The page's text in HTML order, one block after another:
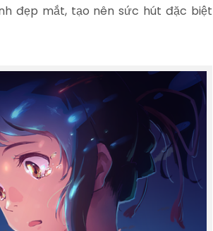
đẹp mắt, tạo nên sức hút đặc biệt